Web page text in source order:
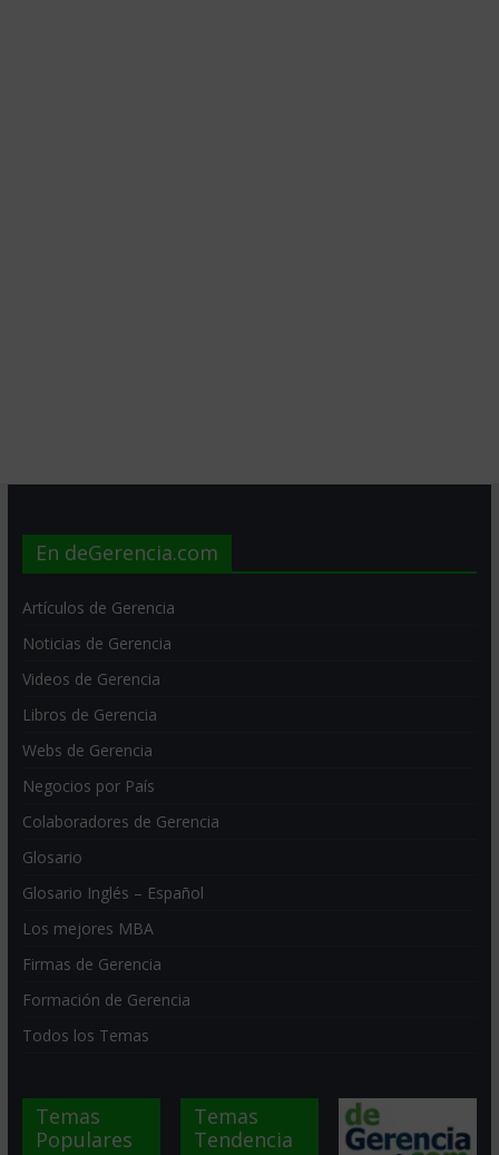
En deGerencia.com
Artículos de Gerencia
Noticias de Gerencia
Videos de Gerencia
Libros de Gerencia
Webs de Gerencia
Negocios por País
Colaboradores de Gerencia
Glosario
Glosario Inglés – Español
Los mejores MBA
Firmas de Gerencia
Formación de Gerencia
Todos los Temas
Temas
Populares
Temas
Tendencia